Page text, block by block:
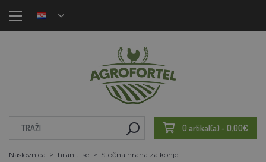
0 artikal(a) - 0,00€
Naslovnica hraniti se Stočna hrana za konje